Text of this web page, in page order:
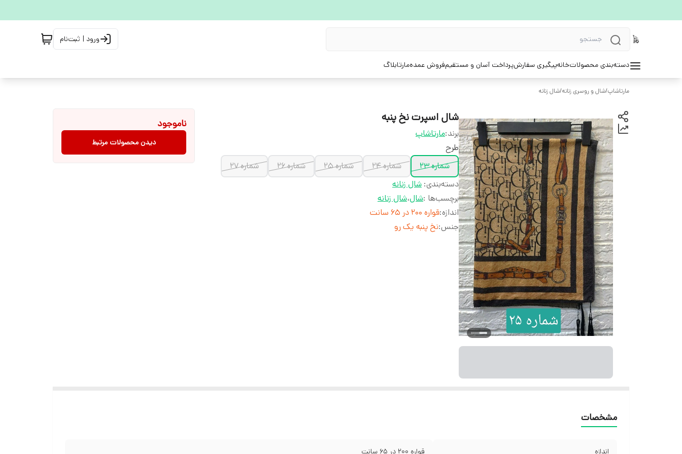
ورود | ثبت‌نام
دسته‌بندی محصولاتخانهپیگیری سفارشپرداخت آسان و مستقیمفروش عمدهمارتابلاگ
مارتاشاپ/شال و روسری زنانه/شال زنانه
شال اسپرت نخ پنبه
برند:مارتاشاپ
طرح
شماره 23
شماره 24 شماره 25 شماره 26
شماره 27
دسته‌بندی: شال زنانه
برچسب‌ها :شال،شال زنانه
اندازه:قواره 200 در 65 سانت
جنس:نخ پنبه یک رو
ناموجود
دیدن محصولات مرتبط
مشخصات
اندازه قواره 200 در 65 سانت